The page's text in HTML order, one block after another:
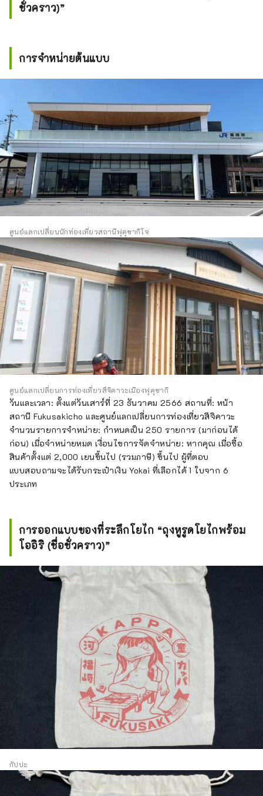
ชั่วคราว)”
การจำหน่ายต้นแบบ
ศูนย์แลกเปลี่ยนนักท่องเที่ยวสถานีฟุคุซากิโจ
ศูนย์แลกเปลี่ยนการท่องเที่ยวสึจิคาวะเมืองฟุคุซากิ
วันและเวลา: ตั้งแต่วันเสาร์ที่ 23 ธันวาคม 2566 สถานที่: หน้า
สถานี Fukusakicho และศูนย์แลกเปลี่ยนการท่องเที่ยวสึจิคาวะ
จำนวนรายการจำหน่าย: กำหนดเป็น 250 รายการ (มาก่อนได้
ก่อน) เมื่อจำหน่ายหมด เงื่อนไขการจัดจำหน่าย: หากคุณ เมื่อซื้อ
สินค้าตั้งแต่ 2,000 เยนขึ้นไป (รวมภาษี) ขึ้นไป ผู้ที่ตอบ
แบบสอบถามจะได้รับกระเป๋าเงิน Yokai ที่เลือกได้ 1 ใบจาก 6
ประเภท
การออกแบบของที่ระลึกโยไก “ถุงหูรูดโยไกพร้อม
โออิริ (ชื่อชั่วคราว)”
กัปปะ